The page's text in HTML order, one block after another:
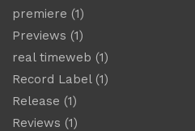
premiere (1)
Previews (1)
real timeweb (1)
Record Label(1)
Release (1)
Reviews (1)